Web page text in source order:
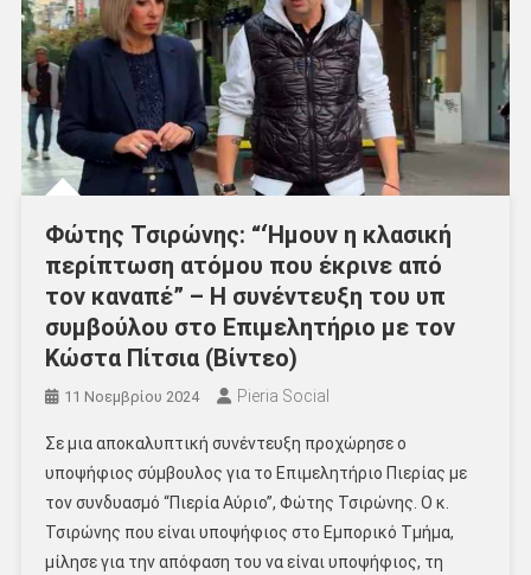
Φώτης Τσιρώνης: “‘Ήμουν η κλασική
περίπτωση ατόμου που έκρινε από
τον καναπέ” – Η συνέντευξη του υπ
συμβούλου στο Επιμελητήριο με τον
Κώστα Πίτσια (Βίντεο)
11 Νοεμβρίου 2024 Pieria Social
Σε μια αποκαλυπτική συνέντευξη προχώρησε ο
υποψήφιος σύμβουλος για το Επιμελητήριο Πιερίας με
τον συνδυασμό “Πιερία Αύριο”, Φώτης Τσιρώνης. Ο κ.
Τσιρώνης που είναι υποψήφιος στο Εμπορικό Τμήμα,
μίλησε για την απόφαση του να είναι υποψήφιος, τη